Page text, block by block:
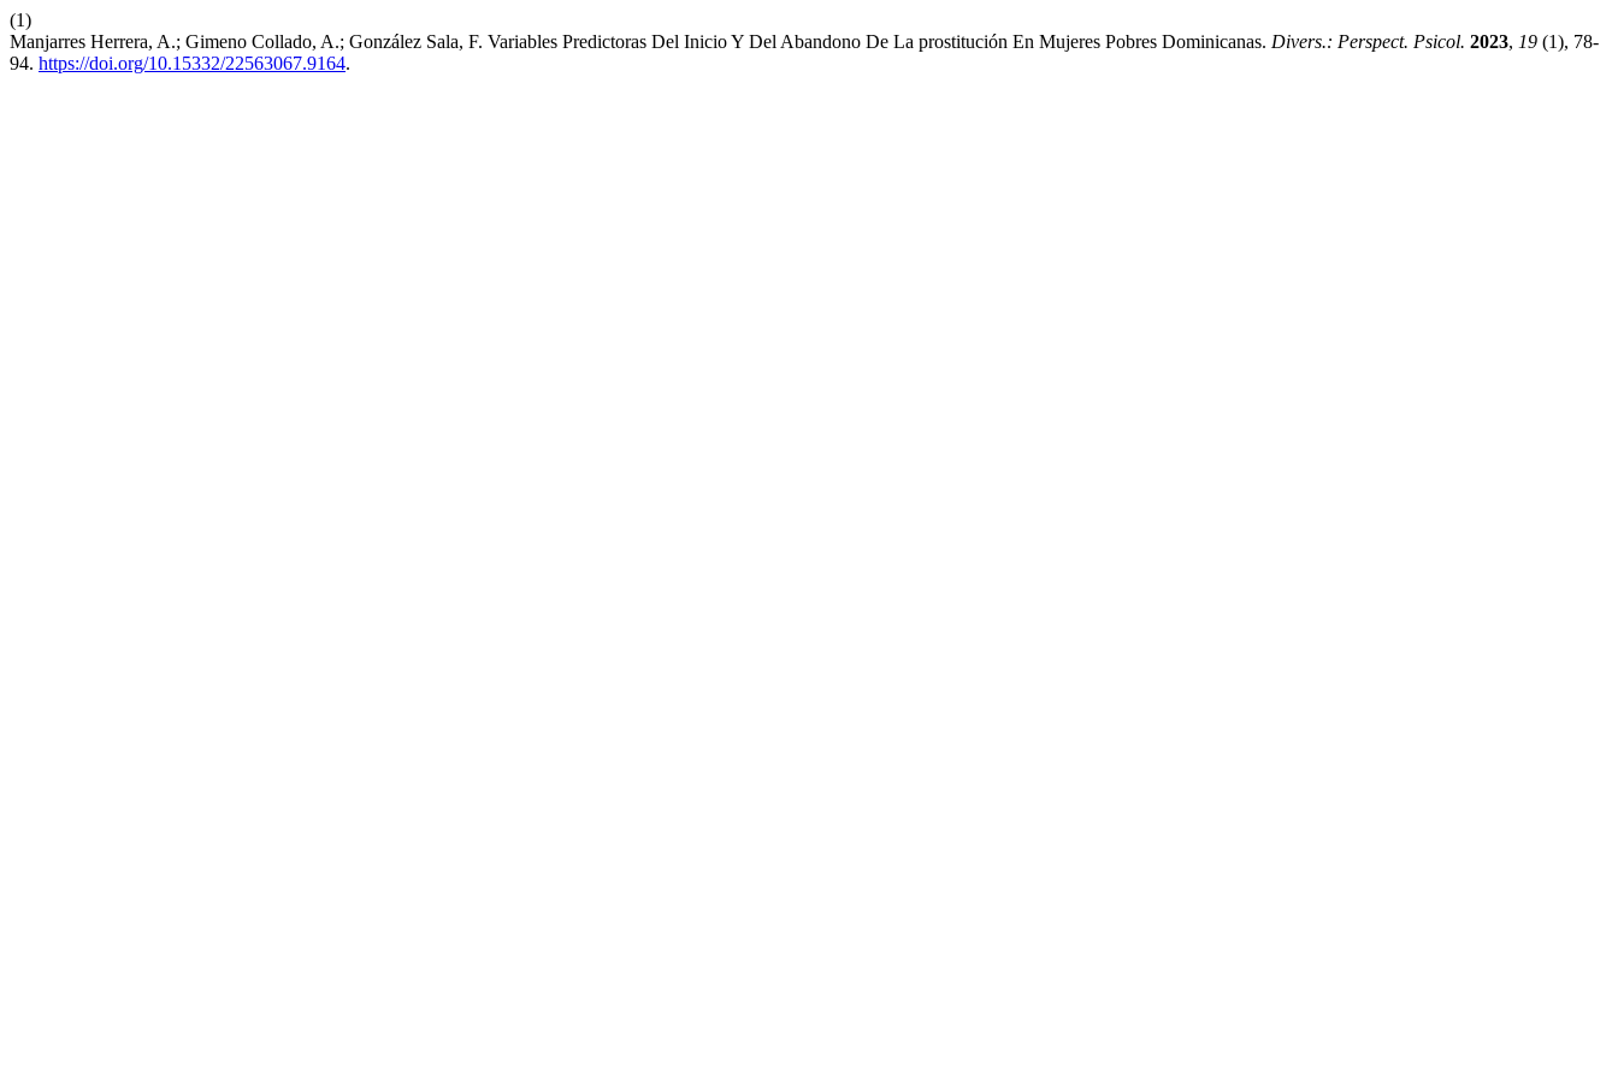
(1)
Manjarres Herrera, A.; Gimeno Collado, A.; González Sala, F. Variables Predictoras Del Inicio Y Del Abandono De La prostitución En Mujeres Pobres Dominicanas. Divers.: Perspect. Psicol. 2023, 19 (1), 78-
94. https://doi.org/10.15332/22563067.9164.